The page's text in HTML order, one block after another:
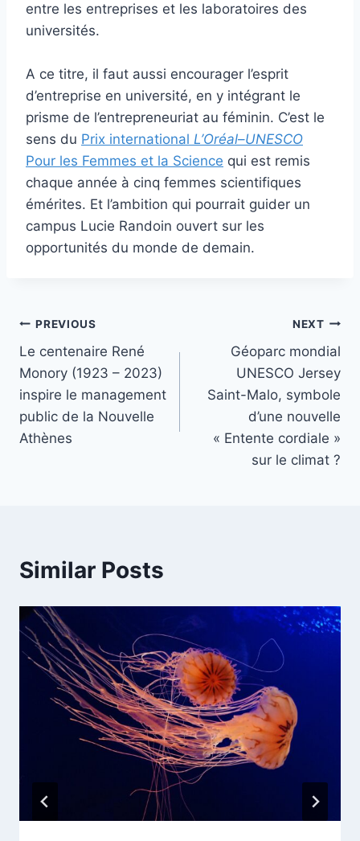
entre les entreprises et les laboratoires des
universités.
A ce titre, il faut aussi encourager l’esprit
d’entreprise en université, en y intégrant le
prisme de l’entrepreneuriat au féminin. C’est le
sens du Prix international L’Oréal–UNESCO
Pour les Femmes et la Science qui est remis
chaque année à cinq femmes scientifiques
émérites. Et l’ambition qui pourrait guider un
campus Lucie Randoin ouvert sur les
opportunités du monde de demain.
Post
navigation
PREVIOUS
Le centenaire René
Monory (1923 – 2023)
inspire le management
public de la Nouvelle
Athènes
NEXT
Géoparc mondial
UNESCO Jersey
Saint-Malo, symbole
d’une nouvelle
« Entente cordiale »
sur le climat ?
Similar Posts